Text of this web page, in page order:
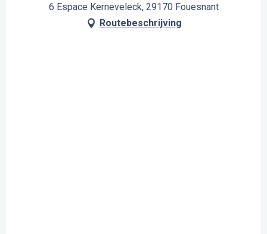
6 Espace Kerneveleck, 29170 Fouesnant
Routebeschrijving